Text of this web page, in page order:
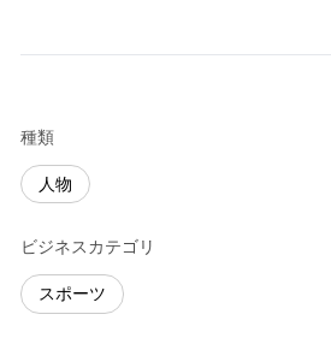
種類
人物
ビジネスカテゴリ
スポーツ